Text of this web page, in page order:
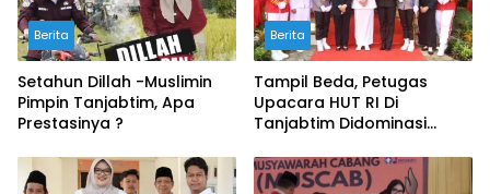
Berita
Setahun Dillah -Muslimin
Pimpin Tanjabtim, Apa
Prestasinya ?
Berita
Tampil Beda, Petugas
Upacara HUT RI Di
Tanjabtim Didominasi